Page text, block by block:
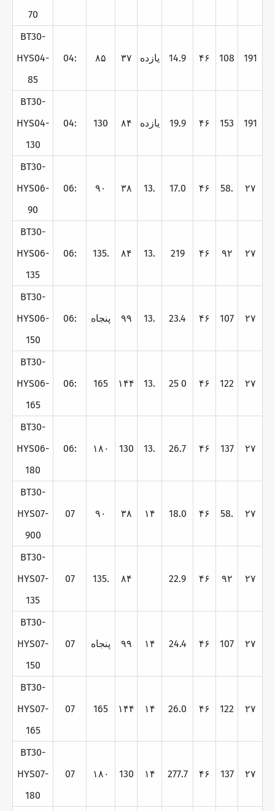
70
BT30-
HYS04-
85
04: ۸۵ ۳۷ يازده 14.9 ۴۶ 108 191
BT30-
HYS04-
130
04: 130 ۸۴ يازده 19.9 ۴۶ 153 191
BT30-
HYS06-
90
06: ۹۰ ۳۸ 13. 17.0 ۴۶ 58. ۲۷
BT30-
HYS06-
135
06: 135. ۸۴ 13. 219 ۴۶ ۹۲ ۲۷
BT30-
HYS06-
150
06: پنجاه ۹۹ 13. 23.4 ۴۶ 107 ۲۷
BT30-
HYS06-
165
06: 165 ۱۴۴ 13. 25 0 ۴۶ 122 ۲۷
BT30-
HYS06-
180
06: ۱۸۰ 130 13. 26.7 ۴۶ 137 ۲۷
BT30-
HYS07-
900
07 ۹۰ ۳۸ ۱۴ 18.0 ۴۶ 58. ۲۷
BT30-
HYS07-
135
07 135. ۸۴ 22.9 ۴۶ ۹۲ ۲۷
BT30-
HYS07-
150
07 پنجاه ۹۹ ۱۴ 24.4 ۴۶ 107 ۲۷
BT30-
HYS07-
165
07 165 ۱۴۴ ۱۴ 26.0 ۴۶ 122 ۲۷
BT30-
HYS07-
180
07 ۱۸۰ 130 ۱۴ 277.7 ۴۶ 137 ۲۷